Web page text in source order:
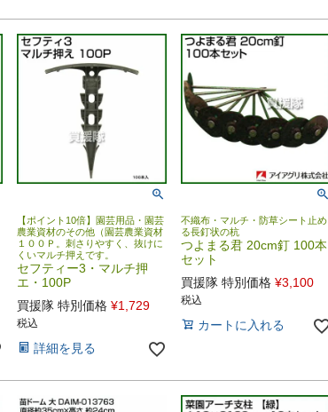
【ポイント10倍】園芸用品・園芸
農業資材のその他（園芸農業資材
１００Ｐ。刺さりやすく、抜けに
くいマルチ押えです。
セフティー3・マルチ押
エ・100P
買援隊 特別価格 ¥1,729
税込
詳細を見る
不織布・マルチ・防草シート止め
る長釘状の杭
つよまる君 20cm釘 100本
セット
買援隊 特別価格 ¥3,100
税込
カートに入れる